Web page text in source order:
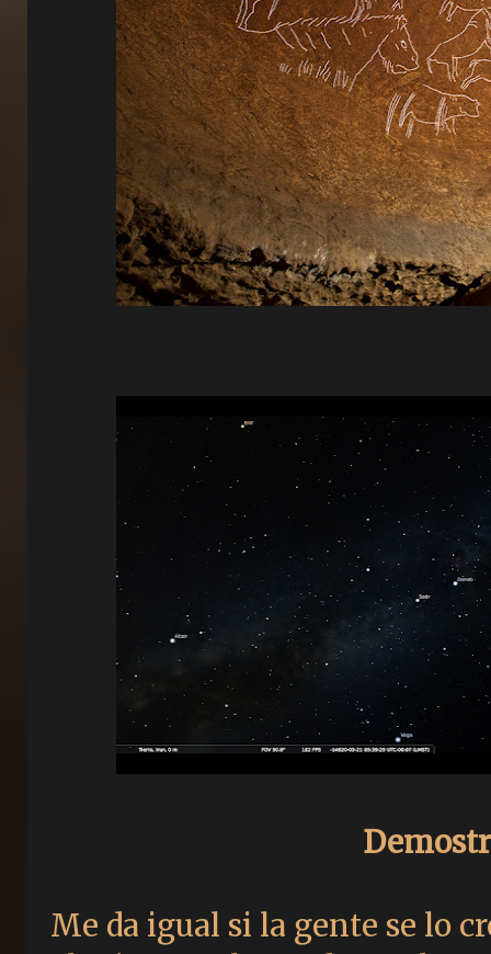
Me da igual si la gente se lo